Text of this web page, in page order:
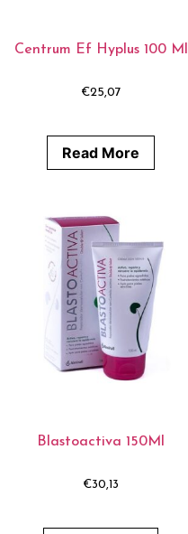
Centrum Ef Hyplus 100 Ml
€25,07
Read More
Blastoactiva 150Ml
€30,13